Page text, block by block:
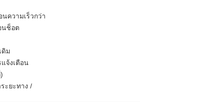
ความเร็วกว่า
นช็อต
ดิม
จ้งเตือน
ะยะทาง /